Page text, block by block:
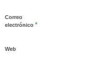
Correo
electrónico *
Web